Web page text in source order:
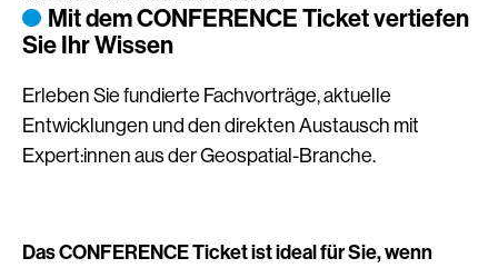
Mit dem CONFERENCE Ticket vertiefen
Sie Ihr Wissen
Erleben Sie fundierte Fachvorträge, aktuelle
Entwicklungen und den direkten Austausch mit
Expert:innen aus der Geospatial-Branche.
Das CONFERENCE Ticket ist ideal für Sie, wenn